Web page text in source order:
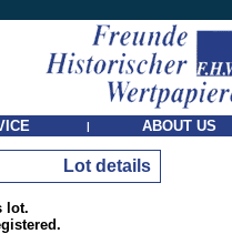
| ABOUT US
Lot details
lot.